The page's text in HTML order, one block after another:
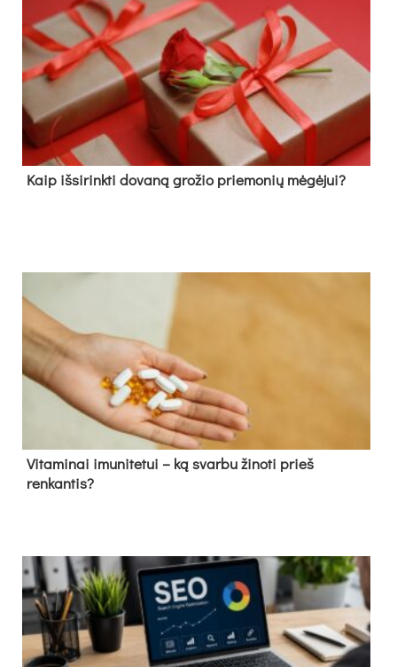
Kaip išsirinkti dovaną grožio priemonių mėgėjui?
Vitaminai imunitetui – ką svarbu žinoti prieš
renkantis?